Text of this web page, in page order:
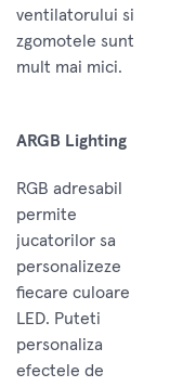
ventilatorului si
zgomotele sunt
mult mai mici.
ARGB Lighting
RGB adresabil
permite
jucatorilor sa
personalizeze
fiecare culoare
LED. Puteti
personaliza
efectele de